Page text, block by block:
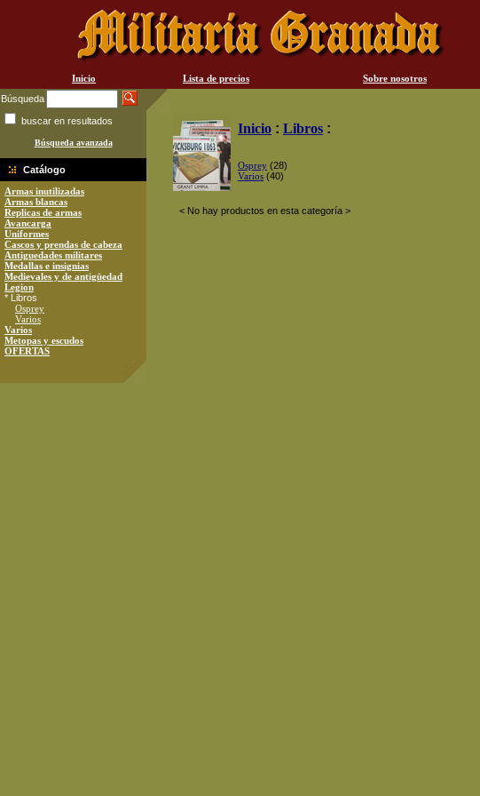
Inicio Lista de precios Sobre nosotros
Búsqueda
buscar en resultados
Búsqueda avanzada
Catálogo
Armas inutilizadas
Armas blancas
Replicas de armas
Avancarga
Uniformes
Cascos y prendas de cabeza
Antiguedades militares
Medallas e insignias
Medievales y de antigüedad
Legion
* Libros
Osprey
Varios
Varios
Metopas y escudos
OFERTAS
Inicio : Libros :
Osprey (28)
Varios (40)
< No hay productos en esta categoría >